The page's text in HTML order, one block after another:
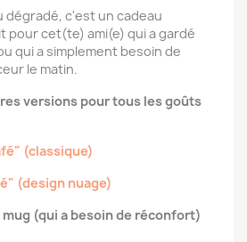
dégradé, c'est un cadeau
pour cet(te) ami(e) qui a gardé
qui a simplement besoin de
le matin.
versions pour tous les goûts
(classique)
(design nuage)
(qui a besoin de réconfort)